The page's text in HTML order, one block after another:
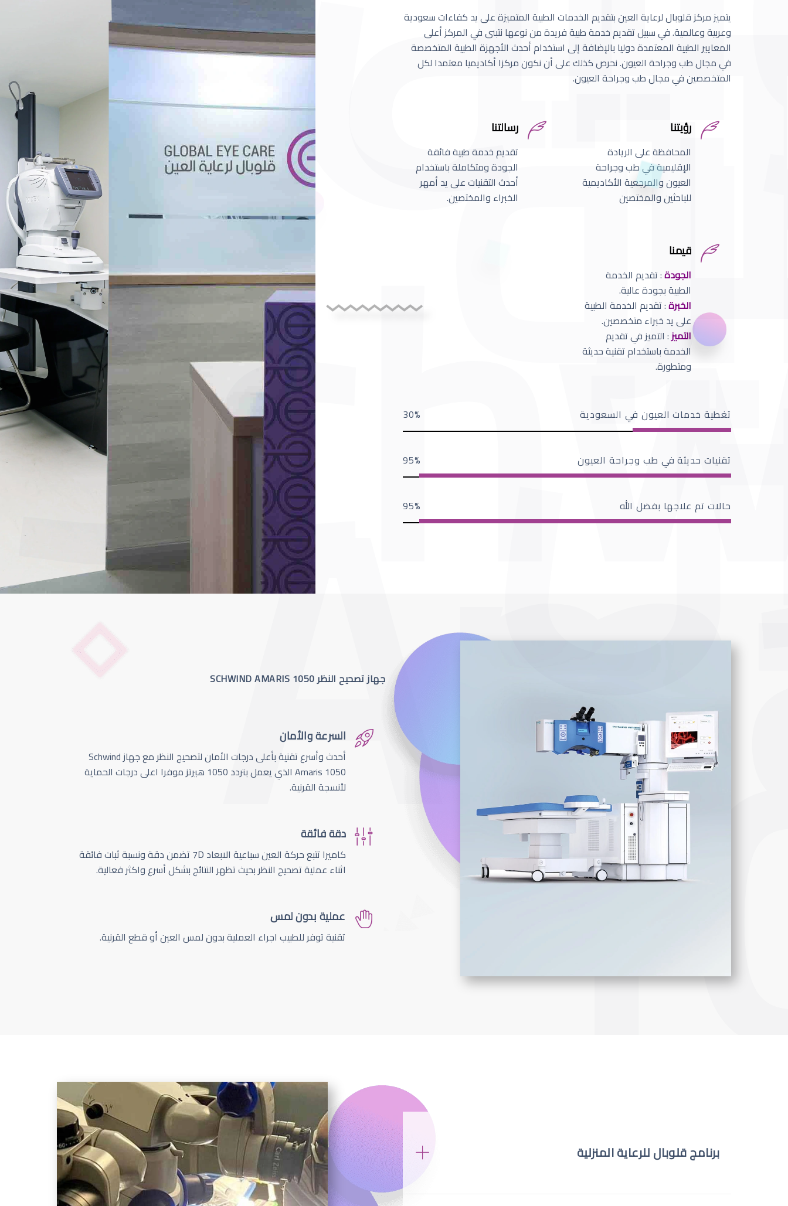
يتميز مركز قلوبال لرعاية العين بتقديم الخدمات الطبية المتميزة على يد كفاءات سعودية
وعربية وعالمية. في سبيل تقديم خدمة طبية فريدة من نوعها نتبنى في المركز أعلى
المعايير الطبية المعتمدة دوليا بالإضافة إلى استخدام أحدث الأجهزة الطبية المتخصصة
في مجال طب وجراحة العيون. نحرص كذلك على أن نكون مركزا أكاديميا معتمدا لكل
المتخصصين في مجال طب وجراحة العيون.
رؤيتنا
المحافظة على الريادة
الإقليمية في طب وجراحة
العيون والمرجعية الأكاديمية
للباحثين والمختصين
رسالتنا
تقديم خدمة طبية فائقة
الجودة ومتكاملة باستخدام
أحدث التقنيات على يد أمهر
الخبراء والمختصين.
قيمنا
الجودة: تقديم الخدمة
الطبية بجودة عالية.
الخبرة: تقديم الخدمة الطبية
على يد خبراء متخصصين.
التميز: التميز في تقديم
الخدمة باستخدام تقنية حديثة
ومتطورة.
تغطية خدمات العيون في السعودية 30
تقنيات حديثة في طب وجراحة العيون 95
حالات تم علاجها بفضل الله 95
جهاز تصحيح النظر SCHWIND AMARIS 1050
السرعة والأمان
أحدث وأسرع تقنية بأعلى درجات الأمان لتصحيج النظر مع جهاز Schwind
Amaris 1050 الذي يعمل بتردد 1050 هيرتز موفرا اعلى درجات الحماية
لأنسجة القرنية.
دقة فائقة
كاميرا تتبع حركة العين سباعية الابعاد 7D تضمن دقة ونسبة ثبات فائقة
اثناء عملية تصحيح النظر بحيث تظهر النتائج بشكل أسرع واكثر فعالية.
عملية بدون لمس
تقنية توفر للطبيب اجراء العملية بدون لمس العين أو قطع القرنية.
برنامج قلوبال للرعاية المنزلية